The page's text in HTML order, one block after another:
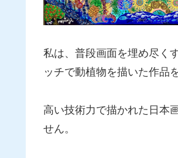
私は、普段画面を埋め尽く
ッチで動植物を描いた作品
高い技術力で描かれた日本
せん。